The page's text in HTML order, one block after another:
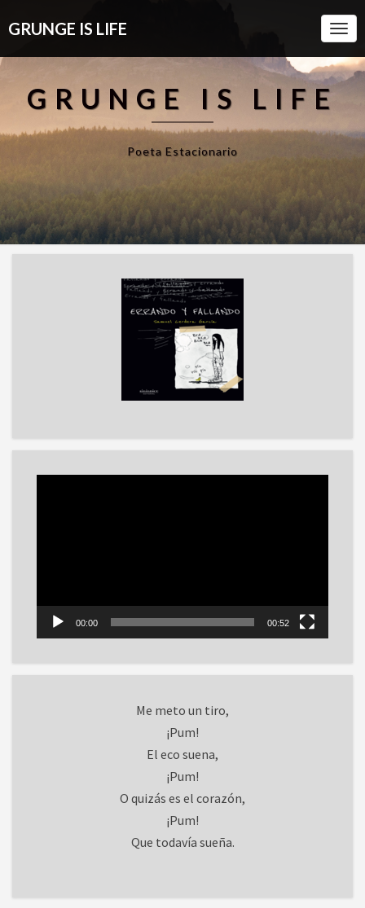
GRUNGE IS LIFE
GRUNGE IS LIFE
Poeta Estacionario
00:00 00:52
Me meto un tiro,
¡Pum!
El eco suena,
¡Pum!
O quizás es el corazón,
¡Pum!
Que todavía sueña.